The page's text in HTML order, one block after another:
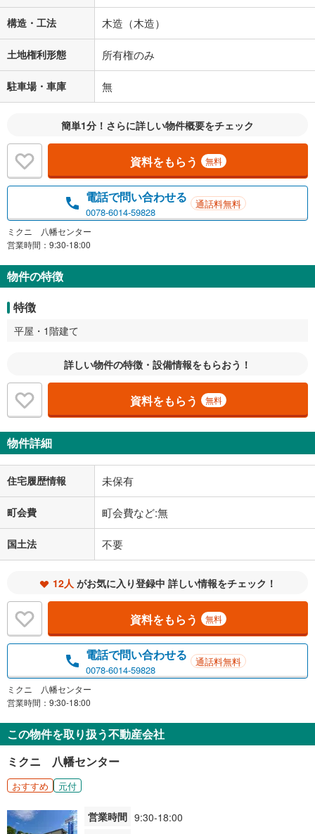
閉じる
構造・工法 木造（木造）
土地権利形態 所有権のみ
駐車場・車庫 無
簡単1分！さらに詳しい物件概要をチェック
資料をもらう 無料
電話で問い合わせる
0078-6014-59828
通話料無料
ミクニ 八幡センター
営業時間：9:30-18:00
物件の特徴
特徴
平屋・1階建て
詳しい物件の特徴・設備情報をもらおう！
資料をもらう 無料
物件詳細
住宅履歴情報 未保有
町会費 町会費など:無
国土法 不要
12人 がお気に入り登録中 詳しい情報をチェック！
資料をもらう 無料
電話で問い合わせる
0078-6014-59828
通話料無料
ミクニ 八幡センター
営業時間：9:30-18:00
この物件を取り扱う不動産会社
ミクニ 八幡センター
おすすめ 元付
営業時間 9:30-18:00